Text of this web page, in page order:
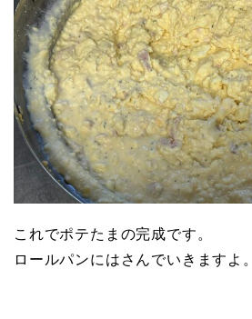
これでポテたまの完成です。
ロールパンにはさんでいきますよ。